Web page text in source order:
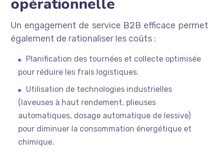
opérationnelle
Un engagement de service B2B efficace permet
également de rationaliser les coûts :
Planification des tournées et collecte optimisée
pour réduire les frais logistiques.
Utilisation de technologies industrielles
(laveuses à haut rendement, plieuses
automatiques, dosage automatique de lessive)
pour diminuer la consommation énergétique et
chimique.